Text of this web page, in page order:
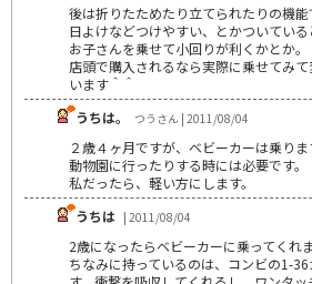
後は折りたためたり立てられたりの機能
日よけなどつけやすい、とかついている
お子さんを乗せて小回りが利くかとか。
店頭で購入されるなら実際に乗せてみ
います＾＾
うちは。
つうさん | 2011/08/04
２歳４ヶ月ですが、ベビーカーは乗りま
動物園に行ったりする時には必要です。
私だったら、軽い方にします。
うちは | 2011/08/04
2歳になったらベビーカーに乗ってくれ
ちなみに持っているのは、コンビの1-